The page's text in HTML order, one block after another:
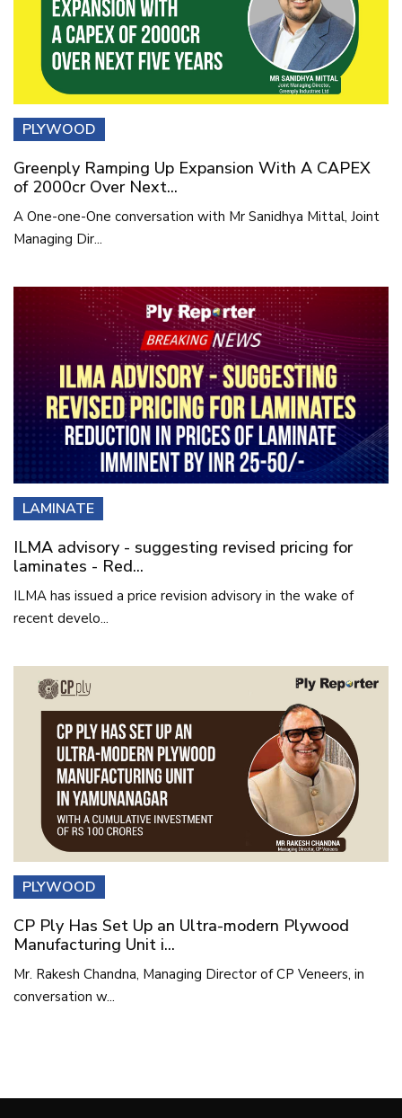
PLYWOOD
Greenply Ramping Up Expansion With A CAPEX
of 2000cr Over Next...
A One-one-One conversation with Mr Sanidhya Mittal, Joint
Managing Dir...
LAMINATE
ILMA advisory - suggesting revised pricing for
laminates - Red...
ILMA has issued a price revision advisory in the wake of
recent develo...
PLYWOOD
CP Ply Has Set Up an Ultra-modern Plywood
Manufacturing Unit i...
Mr. Rakesh Chandna, Managing Director of CP Veneers, in
conversation w...